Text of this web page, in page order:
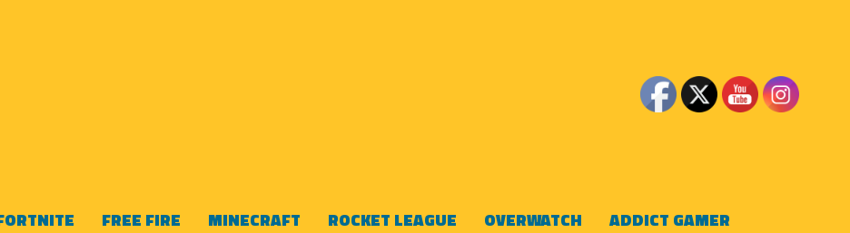
FREE FIRE MINECRAFT ROCKET LEAGUE OVERWATCH ADDICT GAMER